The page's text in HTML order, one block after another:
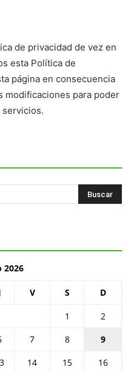
de privacidad de vez en
esta Política de
página en consecuencia
modificaciones para poder
2026
V S D
1
2
7 8
9
14 15
16